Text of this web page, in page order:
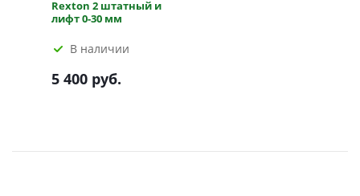
Rexton 2 штатный и
лифт 0-30 мм
В наличии
5 400 руб.